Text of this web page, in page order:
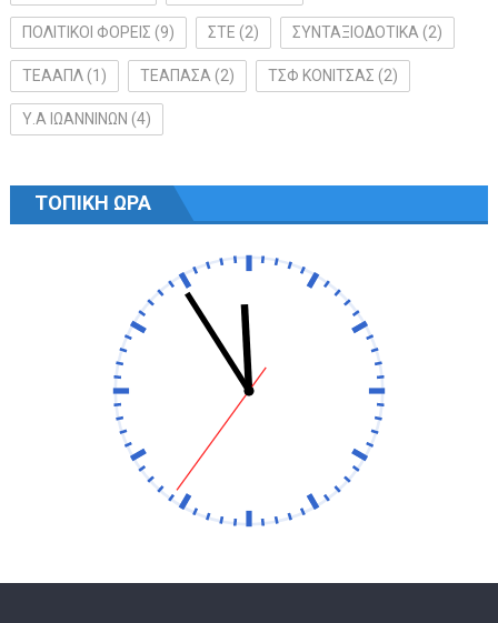
ΠΟΛΙΤΙΚΟΙ ΦΟΡΕΙΣ (9) ΣΤΕ (2) ΣΥΝΤΑΞΙΟΔΟΤΙΚΑ (2)
ΤΕΑΑΠΛ(1) ΤΕΑΠΑΣΑ (2) ΤΣΦ ΚΟΝΙΤΣΑΣ (2)
Υ.Α ΙΩΑΝΝΙΝΩΝ (4)
ΤΟΠΙΚΗ ΩΡΑ